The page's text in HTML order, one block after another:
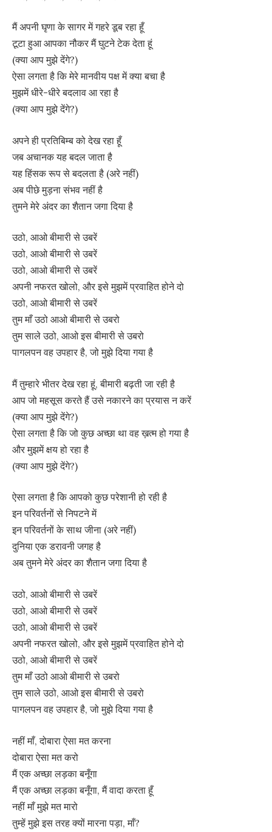
मैं अपनी घृणा के सागर में गहरे डूब रहा हूँ
टूटा हुआ आपका नौकर मैं घुटने टेक देता हूं
(क्या आप मुझे देंगे?)
ऐसा लगता है कि मेरे मानवीय पक्ष में क्या बचा है
मुझमें धीरे-धीरे बदलाव आ रहा है
(क्या आप मुझे देंगे?)
अपने ही प्रतिबिम्ब को देख रहा हूँ
जब अचानक यह बदल जाता है
यह हिंसक रूप से बदलता है (अरे नहीं)
अब पीछे मुड़ना संभव नहीं है
तुमने मेरे अंदर का शैतान जगा दिया है
उठो, आओ बीमारी से उबरें
उठो, आओ बीमारी से उबरें
उठो, आओ बीमारी से उबरें
अपनी नफरत खोलो, और इसे मुझमें प्रवाहित होने दो
उठो, आओ बीमारी से उबरें
तुम माँ उठो आओ बीमारी से उबरो
तुम साले उठो, आओ इस बीमारी से उबरो
पागलपन वह उपहार है, जो मुझे दिया गया है
मैं तुम्हारे भीतर देख रहा हूं, बीमारी बढ़ती जा रही है
आप जो महसूस करते हैं उसे नकारने का प्रयास न करें
(क्या आप मुझे देंगे?)
ऐसा लगता है कि जो कुछ अच्छा था वह ख़त्म हो गया है
और मुझमें क्षय हो रहा है
(क्या आप मुझे देंगे?)
ऐसा लगता है कि आपको कुछ परेशानी हो रही है
इन परिवर्तनों से निपटने में
इन परिवर्तनों के साथ जीना (अरे नहीं)
दुनिया एक डरावनी जगह है
अब तुमने मेरे अंदर का शैतान जगा दिया है
उठो, आओ बीमारी से उबरें
उठो, आओ बीमारी से उबरें
उठो, आओ बीमारी से उबरें
अपनी नफरत खोलो, और इसे मुझमें प्रवाहित होने दो
उठो, आओ बीमारी से उबरें
तुम माँ उठो आओ बीमारी से उबरो
तुम साले उठो, आओ इस बीमारी से उबरो
पागलपन वह उपहार है, जो मुझे दिया गया है
नहीं माँ, दोबारा ऐसा मत करना
दोबारा ऐसा मत करो
मैं एक अच्छा लड़का बनूँगा
मैं एक अच्छा लड़का बनूँगा, मैं वादा करता हूँ
नहीं माँ मुझे मत मारो
तुम्हें मुझे इस तरह क्यों मारना पड़ा, माँ?